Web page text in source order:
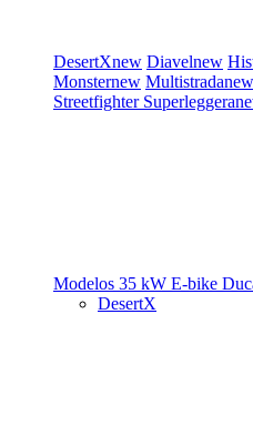
DesertXnew Diavelnew
Monsternew Multistradanew
Streetfighter Superleggera
Modelos 35 kW E-bike
DesertX